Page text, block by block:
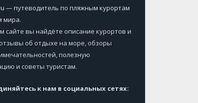
— путеводитель по пляжным курортам
мира.
сайте вы найдёте описание курортов и
об отдыхе на море, обзоры
полезную
и советы туристам.
к нам в социальных сетях: